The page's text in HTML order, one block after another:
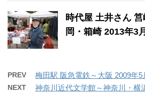
時代屋 土井さん
岡・箱崎 2013年3月
PREV 梅田駅 阪急電鉄～大阪 2009年5
NEXT 神奈川近代文学館～神奈川・横